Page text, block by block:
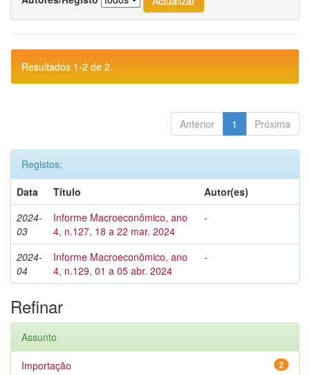
Resultados 1-2 de 2.
Anterior 1 Próxima
Registos:
Data
Título
Autor(es)
2024-
03
Informe Macroeconômico, ano
4, n.127, 18 a 22 mar. 2024
-
2024-
04
Informe Macroeconômico, ano
4, n.129, 01 a 05 abr. 2024
-
Refinar
Assunto
2
Importação